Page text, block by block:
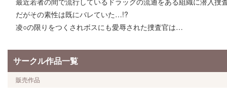
だがその素性は既にバレていた…!?
凌○の限りをつくされボスにも愛辱された捜査官は…
サークル作品一覧
販売作品